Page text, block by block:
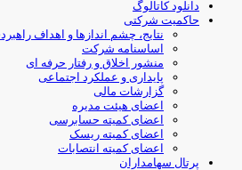
دانلود کاتالوگ
حاکمیت شرکتی
نتایج، چشم اندازها و اهداف راهبردی
اساسنامه شرکت
منشور اخلاق و رفتار حرفه ای
پایداری و عملکرد اجتماعی
گزارشات مالی
اعضای هیئت مدیره
اعضای کمیته حسابرسی
اعضای کمیته ریسک
اعضای کمیته انتصابات
پرتال سهامداران